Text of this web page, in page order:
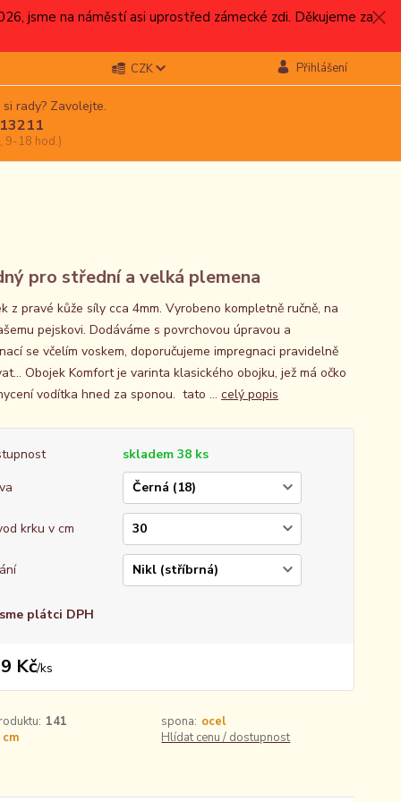
jsme na náměstí asi uprostřed zámecké zdi. Děkujeme za
CZK Přihlášení
rady? Zavolejte.
9-18 hod.)
pro střední a velká plemena
z pravé kůže síly cca 4mm. Vyrobeno kompletně ručně, na
pejskovi. Dodáváme s povrchovou úpravou a
se včelím voskem, doporučujeme impregnaci pravidelně
Obojek Komfort je varinta klasického obojku, jež má očko
vodítka hned za sponou. tato ... celý popis
skladem 38 ks
krku v cm
plátci DPH
Kč/ks
141 spona: ocel
Hlídat cenu / dostupnost